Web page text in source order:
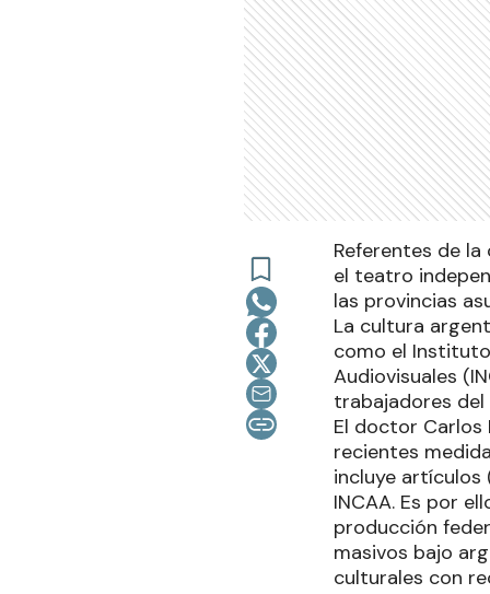
Referentes de
el teatro
las provincias
La cultura
como el
Audiovisuales
trabajadores
El doctor
recientes
incluye artículos
INCAA. Es por
producción
masivos bajo
culturales con